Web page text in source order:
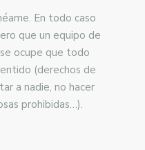
En todo caso
que un equipo de
ocupe que todo
(derechos de
a nadie, no hacer
prohibidas…).